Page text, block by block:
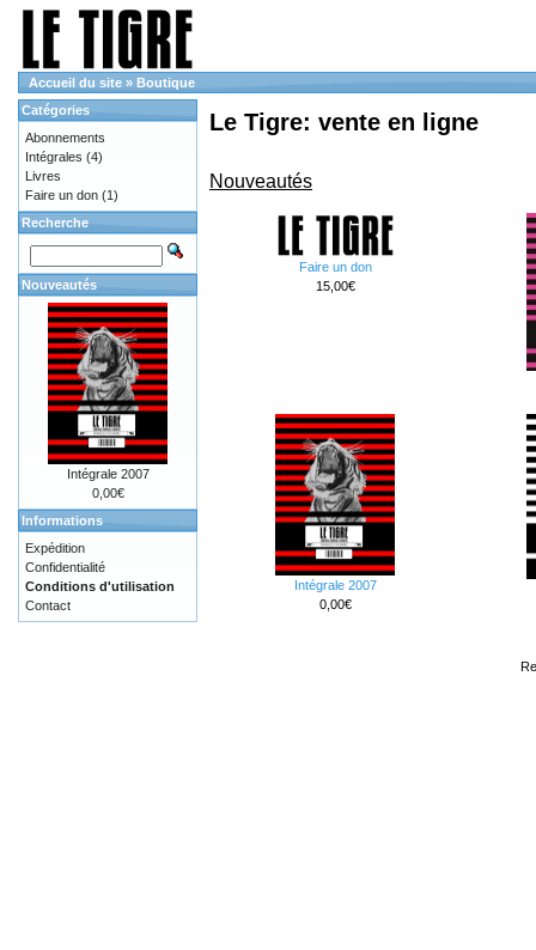
Accueil du site » Boutique
Le Tigre: vente en ligne
Nouveautés
Faire un don
15,00€
Intégrale 2007
0,00€
Catégories
Abonnements
Intégrales (4)
Livres
Faire un don (1)
Recherche
Nouveautés
Intégrale 2007
0,00€
Informations
Expédition
Confidentialité
Conditions d'utilisation
Contact